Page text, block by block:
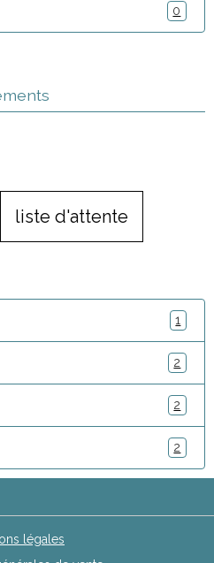
0
liste d'attente
1
2
2
2
légales